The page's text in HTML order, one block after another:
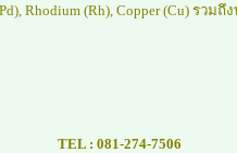
Rhodium (Rh), Copper (Cu) ร
TEL : 081-274-7506